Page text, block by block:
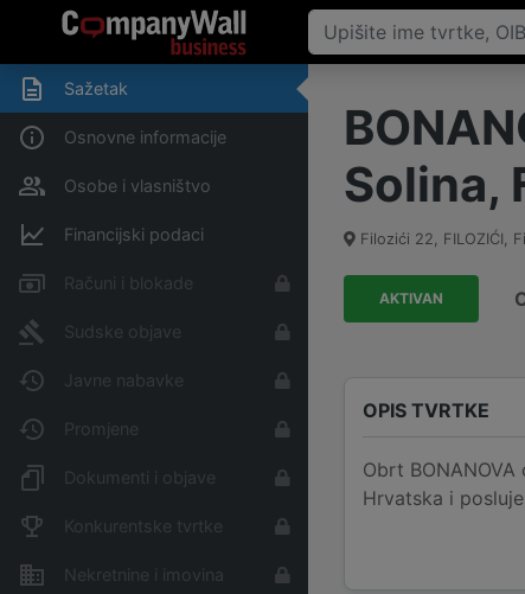
Sažetak
Osnovne informacije
Osobe i vlasništvo
Financijski podaci
Računi i blokade
Sudske objave
Javne nabavke
Promjene
Dokumenti i objave
Konkurentske tvrtke
Nekretnine i imovina
Solina,
Filozići 22, FILOZIĆI,
AKTIVAN
OPIS TVRTKE
Obrt
Hrvatska i